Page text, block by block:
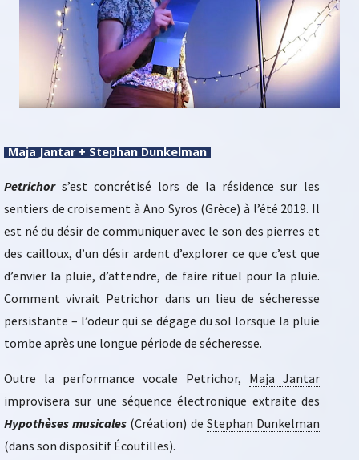
Maja Jantar + Stephan Dunkelman
Petrichors’est concrétisé lors de la résidence sur les
sentiers de croisement à Ano Syros (Grèce) à l’été 2019. Il
est né du désir de communiquer avec le son des pierres et
des cailloux, d’un désir ardent d’explorer ce que c’est que
d’envier la pluie, d’attendre, de faire rituel pour la pluie.
Comment vivrait Petrichor dans un lieu de sécheresse
persistante – l’odeur qui se dégage du sol lorsque la pluie
tombe après une longue période de sécheresse.
Outre la performance vocale Petrichor, Maja Jantar
improvisera sur une séquence électronique extraite des
Hypothèses musicales (Création) de Stephan Dunkelman
(dans son dispositif Écoutilles).